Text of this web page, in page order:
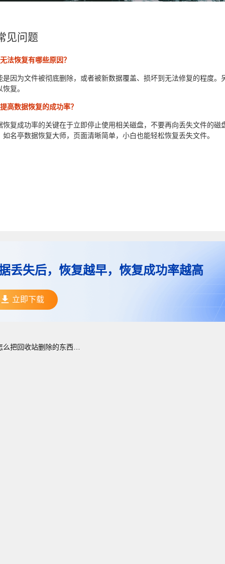
见问题
法恢复有哪些原因？
是因为文件被彻底删除，或者被新数据覆盖、损坏到无法修复的程度
复。
高数据恢复的成功率？
恢复成功率的关键在于立即停止使用相关磁盘，不要再向丢失文件的
如名亭数据恢复大师，页面清晰简单，小白也能轻松恢复丢失文件。
丢失后，恢复越早，恢复成功率越高
立即下载